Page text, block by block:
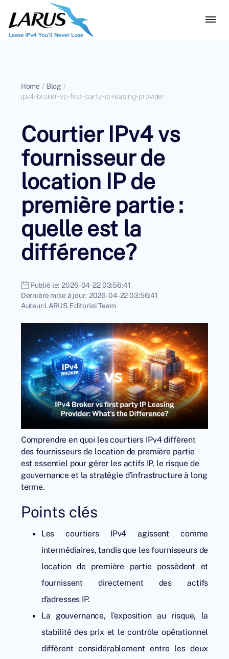
Home / Blog /
ipv4-broker-vs-first-party-ip-leasing-provider
Courtier IPv4 vs
fournisseur de
location IP de
première partie :
quelle est la
différence?
Publié le: 2026-04-22 03:56:41
Dernière mise à jour: 2026-04-22 03:56:41
Auteur:LARUS Editorial Team
Comprendre en quoi les courtiers IPv4 diffèrent
des fournisseurs de location de première partie
est essentiel pour gérer les actifs IP, le risque de
gouvernance et la stratégie d’infrastructure à long
terme.
Points clés
Les courtiers IPv4 agissent comme
intermédiaires, tandis que les fournisseurs de
location de première partie possèdent et
fournissent directement des actifs
d’adresses IP.
La gouvernance, l’exposition au risque, la
stabilité des prix et le contrôle opérationnel
diffèrent considérablement entre les deux